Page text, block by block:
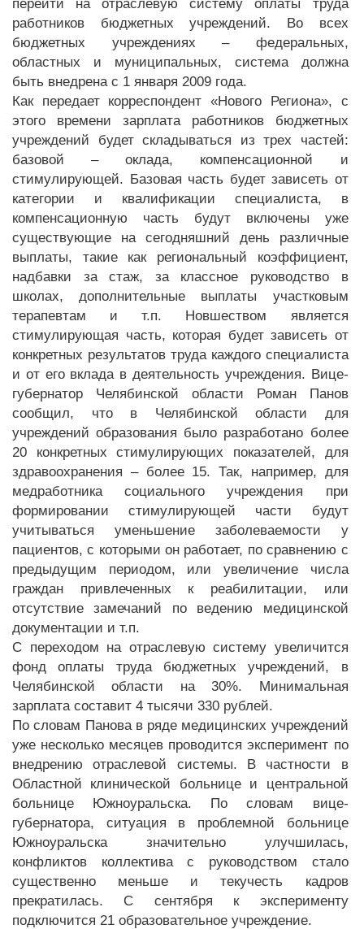
перейти на отраслевую систему оплаты труда
работников бюджетных учреждений. Во всех
бюджетных учреждениях – федеральных,
областных и муниципальных, система должна
быть внедрена с 1 января 2009 года.
Как передает корреспондент «Нового Региона», с
этого времени зарплата работников бюджетных
учреждений будет складываться из трех частей:
базовой – оклада, компенсационной и
стимулирующей. Базовая часть будет зависеть от
категории и квалификации специалиста, в
компенсационную часть будут включены уже
существующие на сегодняшний день различные
выплаты, такие как региональный коэффициент,
надбавки за стаж, за классное руководство в
школах, дополнительные выплаты участковым
терапевтам и т.п. Новшеством является
стимулирующая часть, которая будет зависеть от
конкретных результатов труда каждого специалиста
и от его вклада в деятельность учреждения. Вице-
губернатор Челябинской области Роман Панов
сообщил, что в Челябинской области для
учреждений образования было разработано более
20 конкретных стимулирующих показателей, для
здравоохранения – более 15. Так, например, для
медработника социального учреждения при
формировании стимулирующей части будут
учитываться уменьшение заболеваемости у
пациентов, с которыми он работает, по сравнению с
предыдущим периодом, или увеличение числа
граждан привлеченных к реабилитации, или
отсутствие замечаний по ведению медицинской
документации и т.п.
С переходом на отраслевую систему увеличится
фонд оплаты труда бюджетных учреждений, в
Челябинской области на 30%. Минимальная
зарплата составит 4 тысячи 330 рублей.
По словам Панова в ряде медицинских учреждений
уже несколько месяцев проводится эксперимент по
внедрению отраслевой системы. В частности в
Областной клинической больнице и центральной
больнице Южноуральска. По словам вице-
губернатора, ситуация в проблемной больнице
Южноуральска значительно улучшилась,
конфликтов коллектива с руководством стало
существенно меньше и текучесть кадров
прекратилась. С сентября к эксперименту
подключится 21 образовательное учреждение.